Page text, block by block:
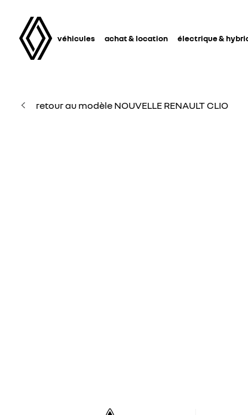
véhicules achat & location électrique &
retour au modèle NOUVELLE RENAULT CLIO